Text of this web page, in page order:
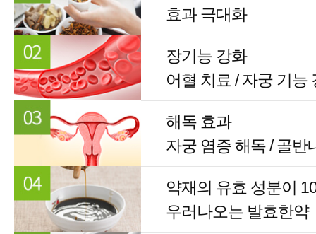
효과 극대화
장기능 강화
어혈 치료 / 자궁 기능
해독 효과
자궁 염증 해독 / 골반
약재의 유효 성분이
우러나오는 발효한약